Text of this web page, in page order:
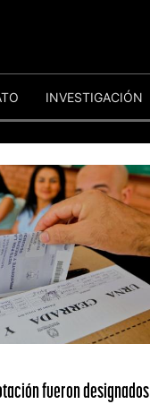
INVESTIGACIÓN
fueron designados